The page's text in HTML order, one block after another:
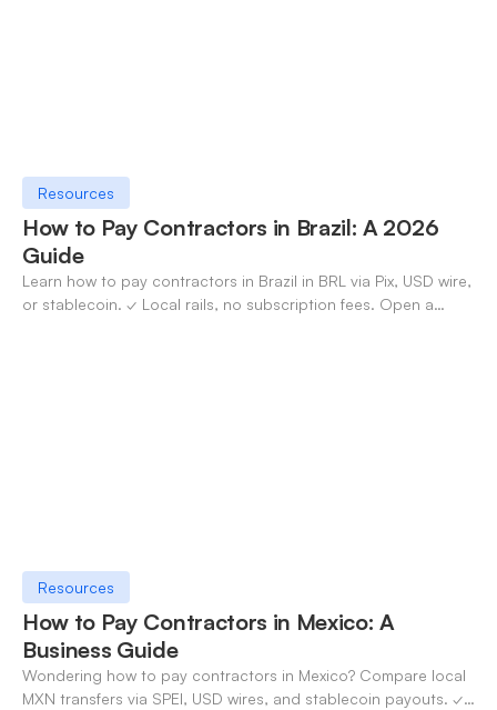
Resources
How to Pay Contractors in Brazil: A 2026
Guide
Learn how to pay contractors in Brazil in BRL via Pix, USD wire,
or stablecoin. ✓ Local rails, no subscription fees. Open a
Resources
How to Pay Contractors in Mexico: A
Business Guide
Wondering how to pay contractors in Mexico? Compare local
MXN transfers via SPEI, USD wires, and stablecoin payouts. ✓